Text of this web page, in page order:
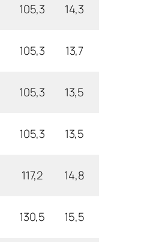
105,3 14,3
105,3 13,7
105,3 13,5
105,3 13,5
117,2 14,8
130,5 15,5